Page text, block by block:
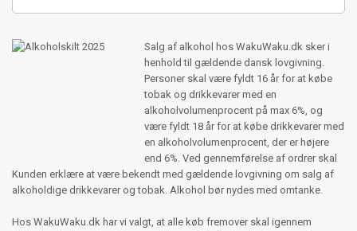
Salg af alkohol hos WakuWaku.dk sker i
henhold til gældende dansk lovgivning.
Personer skal være fyldt 16 år for at købe
tobak og drikkevarer med en
alkoholvolumenprocent på max 6%, og
være fyldt 18 år for at købe drikkevarer med
en alkoholvolumenprocent, der er højere
end 6%. Ved gennemførelse af ordrer skal
Kunden erklære at være bekendt med gældende lovgivning om salg af
alkoholdige drikkevarer og tobak. Alkohol bør nydes med omtanke.
Hos WakuWaku.dk har vi valgt, at alle køb fremover skal igennem